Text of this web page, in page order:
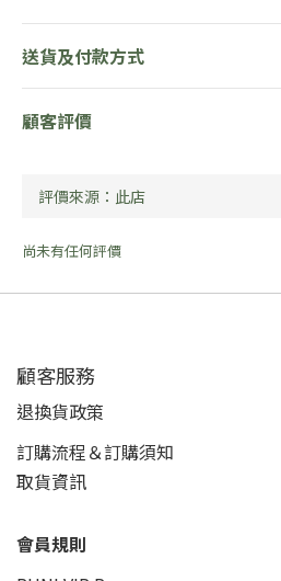
送貨及付款方式
顧客評價
尚未有任何評價
顧客服務
退換貨政策
訂購流程＆訂購須知
取貨資訊
會員規則